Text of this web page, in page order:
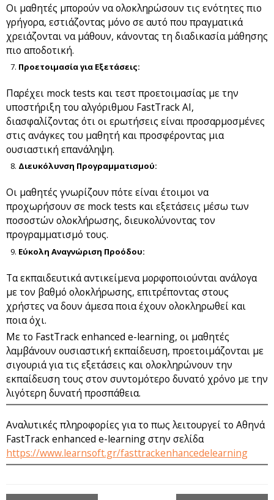
Οι μαθητές μπορούν να ολοκληρώσουν τις ενότητες πιο
γρήγορα, εστιάζοντας μόνο σε αυτό που πραγματικά
χρειάζονται να μάθουν, κάνοντας τη διαδικασία μάθησης
πιο αποδοτική.
Προετοιμασία για Εξετάσεις:
Παρέχει mock tests και τεστ προετοιμασίας με την
υποστήριξη του αλγόριθμου FastTrack AI,
διασφαλίζοντας ότι οι ερωτήσεις είναι προσαρμοσμένες
στις ανάγκες του μαθητή και προσφέροντας μια
ουσιαστική επανάληψη.
Διευκόλυνση Προγραμματισμού:
Οι μαθητές γνωρίζουν πότε είναι έτοιμοι να
προχωρήσουν σε mock tests και εξετάσεις μέσω των
ποσοστών ολοκλήρωσης, διευκολύνοντας τον
προγραμματισμό τους.
Εύκολη Αναγνώριση Προόδου:
Τα εκπαιδευτικά αντικείμενα μορφοποιούνται ανάλογα
με τον βαθμό ολοκλήρωσης, επιτρέποντας στους
χρήστες να δουν άμεσα ποια έχουν ολοκληρωθεί και
ποια όχι.
Με το FastTrack enhanced e-learning, οι μαθητές
λαμβάνουν ουσιαστική εκπαίδευση, προετοιμάζονται με
σιγουριά για τις εξετάσεις και ολοκληρώνουν την
εκπαίδευση τους στον συντομότερο δυνατό χρόνο με την
λιγότερη δυνατή προσπάθεια.
Αναλυτικές πληροφορίες για το πως λειτουργεί το Αθηνά
FastTrack enhanced e-learning στην σελίδα
https://www.learnsoft.gr/fasttrackenhancedelearning